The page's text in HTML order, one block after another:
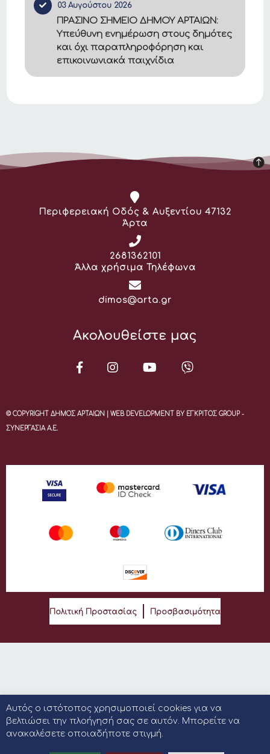
03 Αυγούστου 2026
ΠΡΑΣΙΝΟ ΣΗΜΕΙΟ ΔΗΜΟΥ ΑΡΤΑΙΩΝ:
Υπεύθυνη ενημέρωση στους δημότες
και όχι παραπληροφόρηση και
επικοινωνιακά παιχνίδια
Διεύθυνση:
Περιφερειακή Οδός & Αυξεντίου 47132
Άρτα
Τηλέφωνο:
2681362101
Άλλα χρήσιμα Τηλέφωνα
Email:
dimos@arta.gr
Ακολουθείστε μας
© COPYRIGHT ΔΗΜΟΣ ΑΡΤΑΙΩΝ | WEB DEVELOPMENT BY ΕΓΚΡΙΤΟΣ GROUP -
ΣΥΝΕΡΓΑΣΙΑ Α.Ε.
Πολιτική Προστασίας Προσβασιμότητα
Αυτός ο ιστότοπος χρησιμοποιεί cookies για να
βελτιώσει την πλοήγησή σας σε αυτόν. Μπορείτε να
ανακαλέσετε οποιαδήποτε στιγμή.